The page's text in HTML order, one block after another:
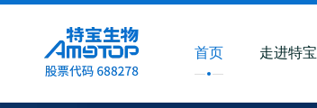
首页 走进特宝